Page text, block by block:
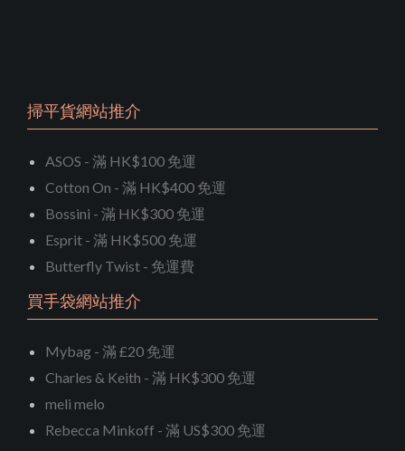
掃平貨網站推介
ASOS - 滿 HK$100 免運
Cotton On - 滿 HK$400 免運
Bossini - 滿 HK$300 免運
Esprit - 滿 HK$500 免運
Butterfly Twist - 免運費
買手袋網站推介
Mybag - 滿 £20 免運
Charles & Keith - 滿 HK$300 免運
meli melo
Rebecca Minkoff - 滿 US$300 免運